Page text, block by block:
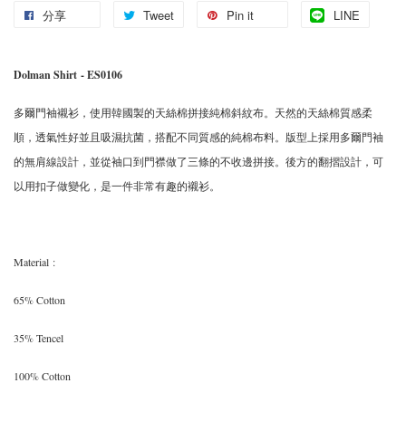
分享 Tweet Pin it LINE
Dolman Shirt - ES0106
多爾門袖襯衫，使用韓國製的天絲棉拼接純棉斜紋布。天然的天絲棉質感柔
順，透氣性好並且吸濕抗菌，搭配不同質感的純棉布料。版型上採用多爾門袖
的無肩線設計，並從袖口到門襟做了三條的不收邊拼接。後方的翻摺設計，可
以用扣子做變化，是一件非常有趣的襯衫。
Material :
65% Cotton
35% Tencel
100% Cotton